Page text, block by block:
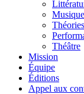
Musique
Théâtre
Mission
Équipe
Éditions
Appel aux